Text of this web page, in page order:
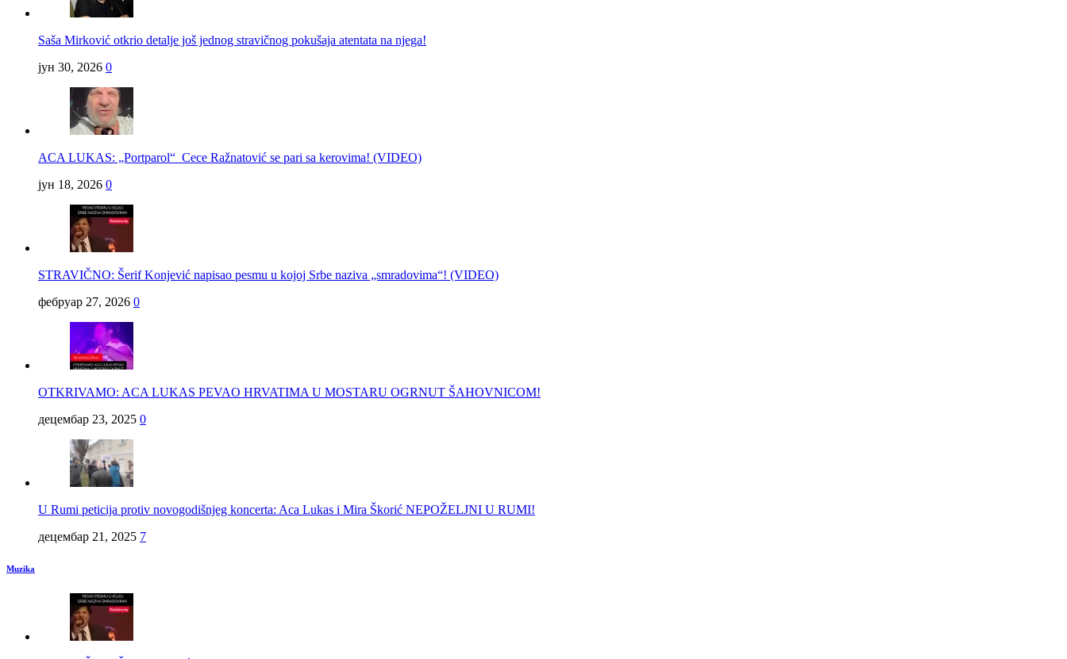
Saša Mirković otkrio detalje još jednog stravičnog pokušaja atentata na njega!
јун 30, 2026 0
ACA LUKAS: „Portparol“ Cece Ražnatović se pari sa kerovima! (VIDEO)
јун 18, 2026 0
STRAVIČNO: Šerif Konjević napisao pesmu u kojoj Srbe naziva „smradovima“! (VIDEO)
фебруар 27, 2026 0
OTKRIVAMO: ACA LUKAS PEVAO HRVATIMA U MOSTARU OGRNUT ŠAHOVNICOM!
децембар 23, 2025 0
U Rumi peticija protiv novogodišnjeg koncerta: Aca Lukas i Mira Škorić NEPOŽELJNI U RUMI!
децембар 21, 2025 7
Muzika